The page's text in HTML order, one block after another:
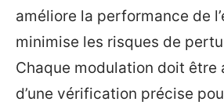
améliore la performance de
minimise les risques de
Chaque modulation doit être
d’une vérification précise